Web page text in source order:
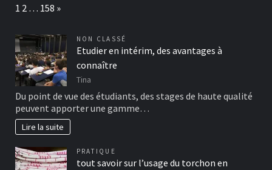
Page:
1 2 … 158 Next
»
NON CLASSÉ
Etudier en intérim, des avantages à
connaître
Tina
Du point de vue des étudiants, des stages de haute qualité
peuvent apporter une gamme…
Lire la suite
PRATIQUE
tout savoir sur l’usage du torchon en